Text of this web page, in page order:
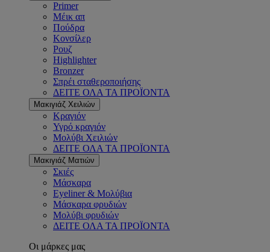
Primer
Μέικ απ
Πούδρα
Κονσίλερ
Ρουζ
Highlighter
Bronzer
Σπρέι σταθεροποιήσης
ΔΕΙΤΕ ΟΛΑ ΤΑ ΠΡΟΪΟΝΤΑ
Μακιγιάζ Χειλιών
Κραγιόν
Υγρό κραγιόν
Μολύβι Χειλιών
ΔΕΙΤΕ ΟΛΑ ΤΑ ΠΡΟΪΟΝΤΑ
Μακιγιάζ Ματιών
Σκιές
Μάσκαρα
Eyeliner & Μολύβια
Μάσκαρα φρυδιών
Μολύβι φρυδιών
ΔΕΙΤΕ ΟΛΑ ΤΑ ΠΡΟΪΟΝΤΑ
Οι μάρκες μας